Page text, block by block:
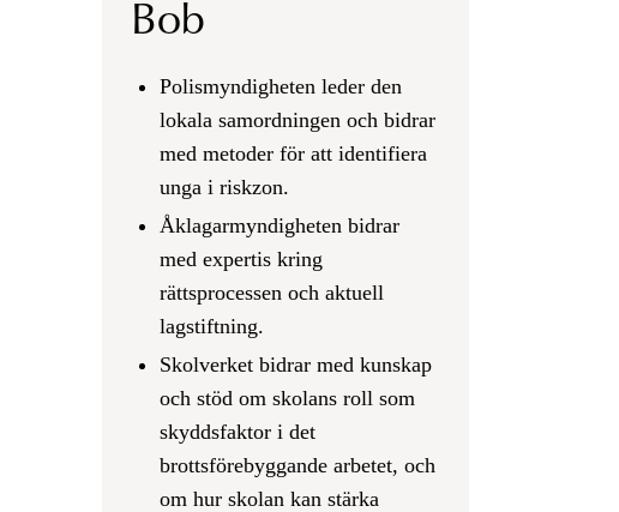
Bob
Polismyndigheten leder den
lokala samordningen och bidrar
med metoder för att identifiera
unga i riskzon.
Åklagarmyndigheten bidrar
med expertis kring
rättsprocessen och aktuell
lagstiftning.
Skolverket bidrar med kunskap
och stöd om skolans roll som
skyddsfaktor i det
brottsförebyggande arbetet, och
om hur skolan kan stärka